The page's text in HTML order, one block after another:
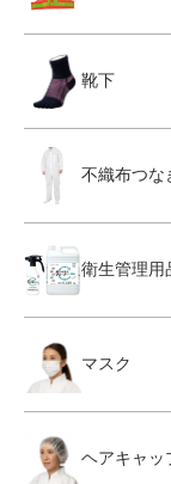
靴下
不織布つな
衛生管理用
マスク
ヘアキャッ